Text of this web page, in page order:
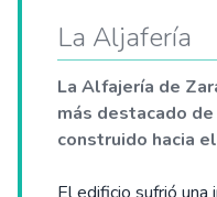
La Aljafería
La Alfajería de
más destacado
construido hacia